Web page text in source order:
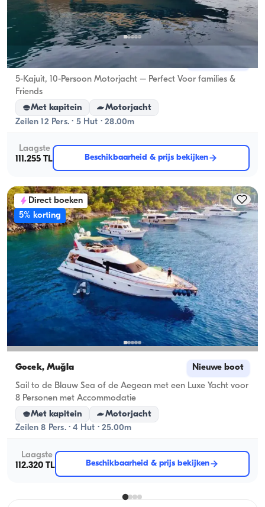
Gocek, Muğla
5-Kajuit, 10-Persoon Motorjacht – Perfect Voor families &
Friends
Met kapitein
Motorjacht
Zeilen 12 Pers. · 5 Hut · 28.00m
Laagste
111.255 TL
Beschikbaarheid & prijs bekijken
Direct boeken
5% korting
Gocek, Muğla Nieuwe boot
Sail to de Blauw Sea of ​​de Aegean met een Luxe Yacht voor
8 Personen met Accommodatie
Met kapitein
Motorjacht
Zeilen 8 Pers. · 4 Hut · 25.00m
Laagste
112.320 TL
Beschikbaarheid & prijs bekijken